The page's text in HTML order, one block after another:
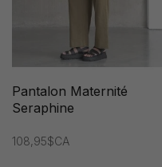
Pantalon Maternité
Seraphine
108,95$CA